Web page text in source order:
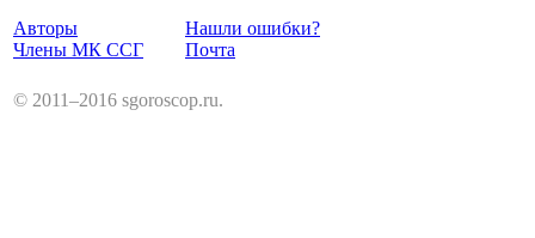
Авторы
Члены МК ССГ
Нашли ошибки?
Почта
© 2011–2016 sgoroscop.ru.